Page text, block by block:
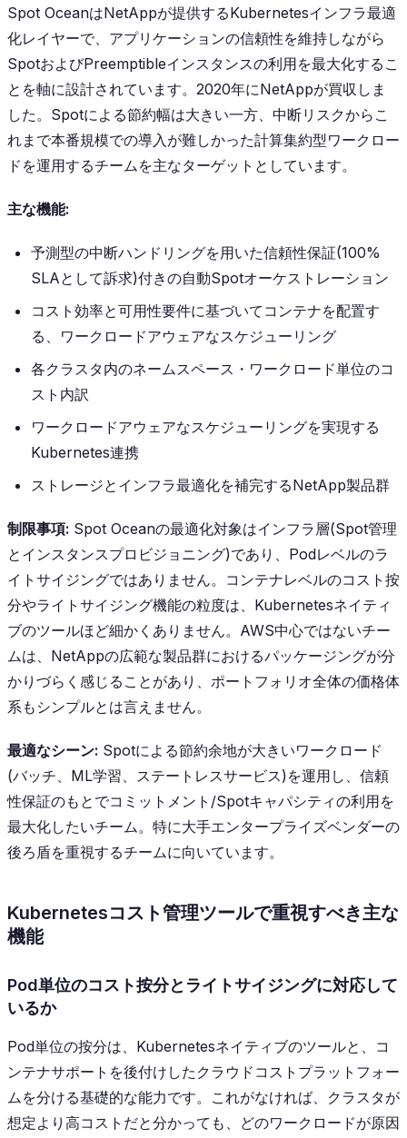
Spot OceanはNetAppが提供するKubernetesインフラ最適
化レイヤーで、アプリケーションの信頼性を維持しながら
SpotおよびPreemptibleインスタンスの利用を最大化するこ
とを軸に設計されています。2020年にNetAppが買収しま
した。Spotによる節約幅は大きい一方、中断リスクからこ
れまで本番規模での導入が難しかった計算集約型ワークロー
ドを運用するチームを主なターゲットとしています。
主な機能:
予測型の中断ハンドリングを用いた信頼性保証(100%
SLAとして訴求)付きの自動Spotオーケストレーション
コスト効率と可用性要件に基づいてコンテナを配置す
る、ワークロードアウェアなスケジューリング
各クラスタ内のネームスペース・ワークロード単位のコ
スト内訳
ワークロードアウェアなスケジューリングを実現する
Kubernetes連携
ストレージとインフラ最適化を補完するNetApp製品群
制限事項: Spot Oceanの最適化対象はインフラ層(Spot管理
とインスタンスプロビジョニング)であり、Podレベルのラ
イトサイジングではありません。コンテナレベルのコスト按
分やライトサイジング機能の粒度は、Kubernetesネイティ
ブのツールほど細かくありません。AWS中心ではないチー
ムは、NetAppの広範な製品群におけるパッケージングが分
かりづらく感じることがあり、ポートフォリオ全体の価格体
系もシンプルとは言えません。
最適なシーン: Spotによる節約余地が大きいワークロード
(バッチ、ML学習、ステートレスサービス)を運用し、信頼
性保証のもとでコミットメント/Spotキャパシティの利用を
最大化したいチーム。特に大手エンタープライズベンダーの
後ろ盾を重視するチームに向いています。
Kubernetesコスト管理ツールで重視すべき主な
機能
Pod単位のコスト按分とライトサイジングに対応して
いるか
Pod単位の按分は、Kubernetesネイティブのツールと、コ
ンテナサポートを後付けしたクラウドコストプラットフォー
ムを分ける基礎的な能力です。これがなければ、クラスタが
想定より高コストだと分かっても、どのワークロードが原因